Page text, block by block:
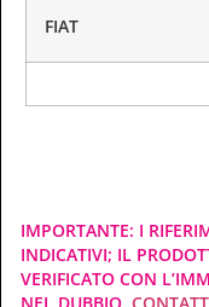
FIAT
IMPORTANTE: I
INDICATIVI; IL
VERIFICATO CON